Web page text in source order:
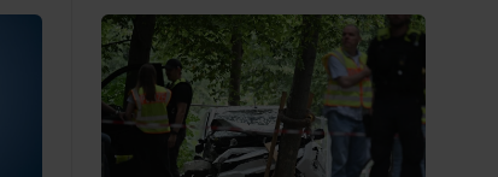
Nederland", zei hij tegen een ANP-
verslaggever.